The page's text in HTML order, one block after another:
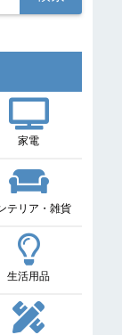
家電
テリア・雑貨
生活用品